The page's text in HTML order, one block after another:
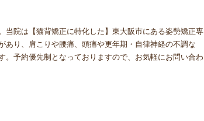
院は【猫背矯正に特化した】東大阪市にある姿勢矯正専
あり、肩こりや腰痛、頭痛や更年期・自律神経の不調な
。予約優先制となっておりますので、お気軽にお問い合わ